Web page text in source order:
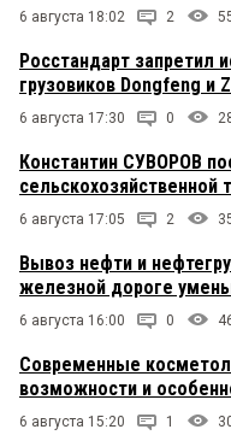
6 августа 18:02 2
Росстандарт запретил
грузовиков Dongfeng и
6 августа 17:30 0
Константин СУВОРОВ
сельскохозяйственной
6 августа 17:05 2
Вывоз нефти и
железной дороге
6 августа 16:00 0
Современные
возможности и
6 августа 15:20 1